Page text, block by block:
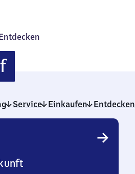
Bochum
Hauptbahnhof
Service Einkaufen Entdecken